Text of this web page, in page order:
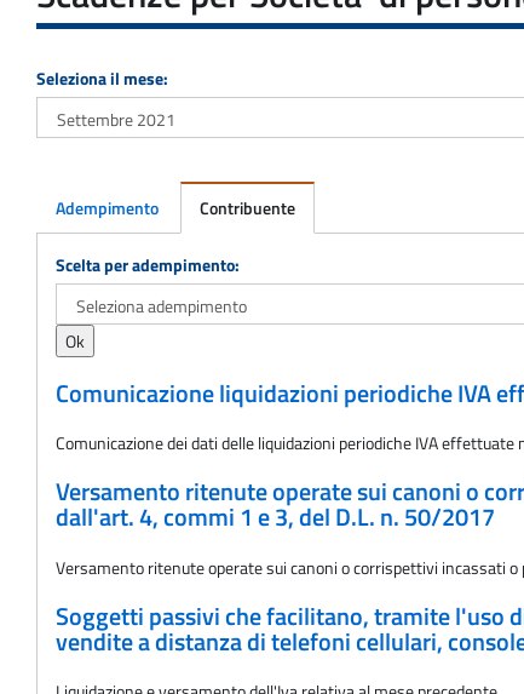
Seleziona il mese:
Adempimento Contribuente
Adempimento
Scelta per adempimento:
Comunicazione liquidazioni periodiche IVA
Comunicazione dei dati delle liquidazioni periodiche IVA
Versamento ritenute operate sui canoni o
dall'art. 4, commi 1 e 3, del D.L. n. 50/2017
Versamento ritenute operate sui canoni o corrispettivi incassati
Soggetti passivi che facilitano, tramite l'uso
vendite a distanza di telefoni cellulari,